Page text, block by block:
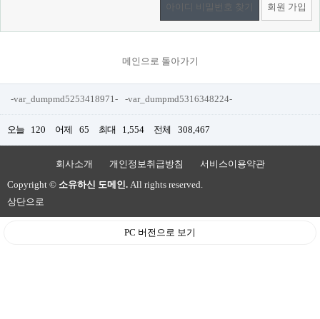
아이디 비밀번호 찾기 회원 가입
메인으로 돌아가기
-var_dumpmd5253418971- -var_dumpmd5316348224-
오늘 120 어제 65 최대 1,554 전체 308,467
회사소개 개인정보취급방침
서비스이용약관
Copyright © 소유하신 도메인. All rights reserved.
상단으로
PC 버전으로 보기